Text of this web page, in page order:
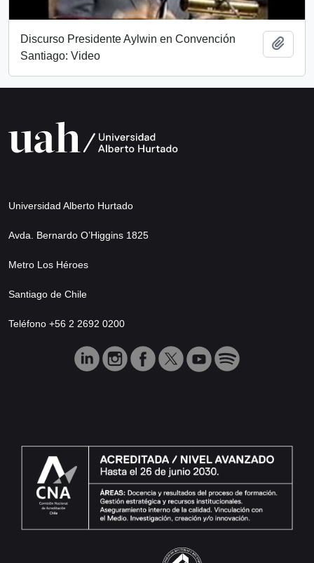
Discurso Presidente Aylwin en Convención
Santiago: Video
Universidad Alberto Hurtado
Avda. Bernardo O’Higgins 1825
Metro Los Héroes
Santiago de Chile
Teléfono +56 2 2692 0200